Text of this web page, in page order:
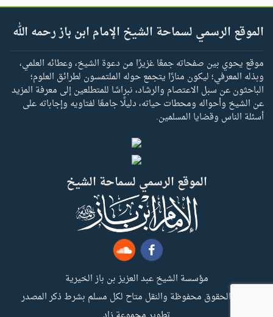
الموقع الرسمي لسماحة الشيخ الإمام ابن باز رحمه الله
موقع يحوي بين صفحاته جمعًا غزيرًا من دعوة الشيخ، وعطائه العلمي،
وبذله المعرفي؛ ليكون منارًا يتجمع حوله الملتمسون لطرائق العلوم؛
الباحثون عن سبل الاعتصام والرشاد، نبراسًا للمتطلعين إلى معرفة المزيد
عن الشيخ وأحواله ومحطات حياته، دليلًا جامعًا لفتاويه وإجاباته على
أسئلة الناس وقضايا المسلمين.
الموقع الرسمي لسماحة الشيخ
مؤسسة الشيخ عبد العزيز بن باز الخيرية
جميع الحقوق محفوظة والنقل متاح لكل مسلم بشرط ذكر المصدر